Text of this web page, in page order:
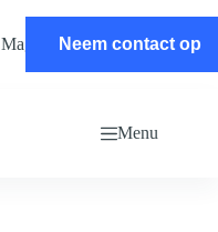
Magazine Contact
Neem contact op
Menu